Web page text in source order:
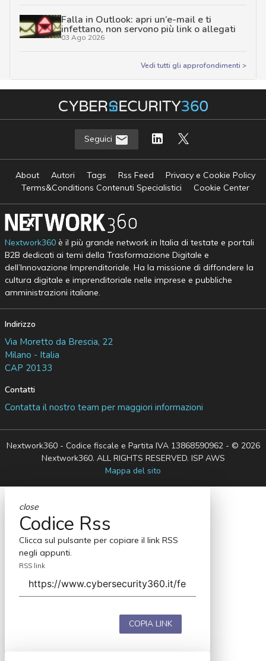
Falla in Outlook: apri un’e-mail e ti
infettano, non servono più link o allegati
03 Ago 2026
Vedi tutti gli approfondimenti >
Seguici
About Autori Tags Rss Feed
Privacy e Cookie Policy
Terms&Conditions Contenuti Specialistici
Cookie Center
Nextwork360è il più grande network in Italia di testate e portali
B2B dedicati ai temi della Trasformazione Digitale e
dell’Innovazione Imprenditoriale. Ha la missione di diffondere la
cultura digitale e imprenditoriale nelle imprese e pubbliche
amministrazioni italiane.
Indirizzo
Via Moretto da Brescia, 22
Milano - Italia
CAP 20133
Contatti
Contatta il nostro team per maggiori informazioni
Nextwork360 - Codice fiscale e Partita IVA 13868590962 - © 2026
Nextwork360. ALL RIGHTS RESERVED. ISP AWS
Mappa del sito
close
Codice Rss
Clicca sul pulsante per copiare il link RSS
negli appunti.
RSS link
COPIA LINK